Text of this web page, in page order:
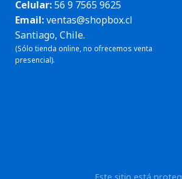
Envío rápido
Celular:56 9 7565 9625
Email:ventas@shopbox.cl
Santiago, Chile.
(Sólo tienda online, no ofrecemos venta
presencial).